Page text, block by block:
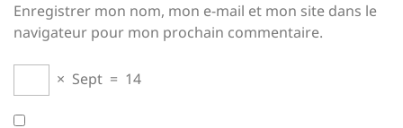
Enregistrer mon nom, mon e-mail et mon site dans le
navigateur pour mon prochain commentaire.
× Sept = 14